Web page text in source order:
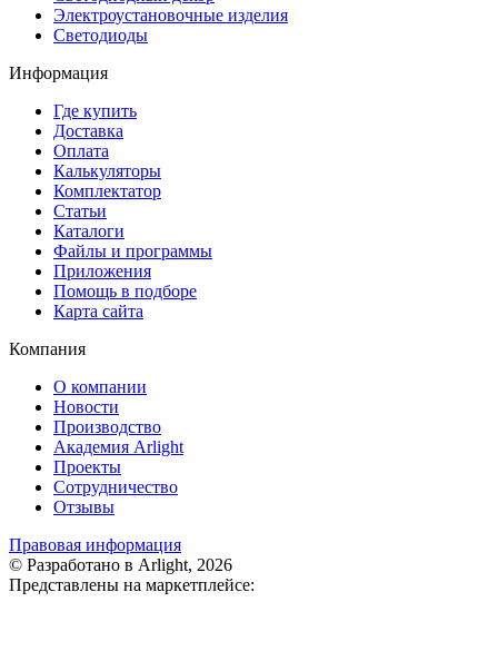
Электроустановочные изделия
Светодиоды
Информация
Где купить
Доставка
Оплата
Калькуляторы
Комплектатор
Статьи
Каталоги
Файлы и программы
Приложения
Помощь в подборе
Карта сайта
Компания
О компании
Новости
Производство
Академия Arlight
Проекты
Сотрудничество
Отзывы
Правовая информация
© Разработано в Arlight, 2026
Представлены на маркетплейсе: